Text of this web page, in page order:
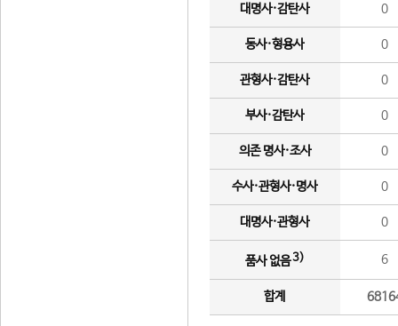
대명사·감탄사 0
동사·형용사 0
관형사·감탄사 0
부사·감탄사 0
의존 명사·조사 0
수사·관형사·명사 0
대명사·관형사 0
품사 없음3) 6
합계